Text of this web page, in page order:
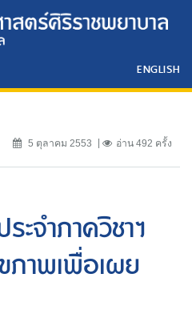
ENGLISH
5 ตุลาคม 2553 อ่าน 492 ครั้ง
ะจำภาควิชาฯ
ภาพเพื่อเผย